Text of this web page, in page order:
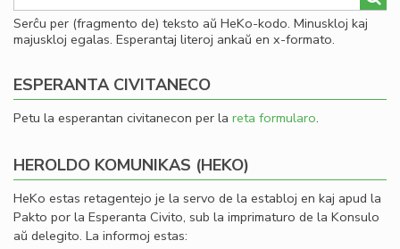
Serĉu per (fragmento de) teksto aŭ HeKo-kodo. Minuskloj kaj
majuskloj egalas. Esperantaj literoj ankaŭ en x-formato.
ESPERANTA CIVITANECO
Petu la esperantan civitanecon per la reta formularo.
HEROLDO KOMUNIKAS (HEKO)
HeKo estas retagentejo je la servo de la establoj en kaj apud la
Pakto por la Esperanta Civito, sub la imprimaturo de la Konsulo
aŭ delegito. La informoj estas: